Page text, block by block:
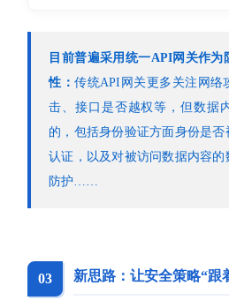
目前普遍采用统一API网关作为
性：传统API网关更多关注网络
击、接口是否越权等，但数据
的，包括身份验证方面身份是
认证，以及对被访问数据内容
防护……
03 新思路：让安全策略“跟